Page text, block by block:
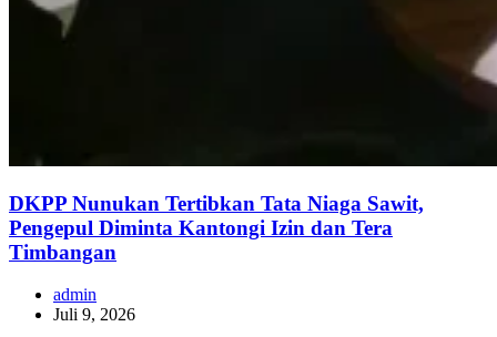
DKPP Nunukan Tertibkan Tata Niaga Sawit,
Pengepul Diminta Kantongi Izin dan Tera
Timbangan
admin
Juli 9, 2026